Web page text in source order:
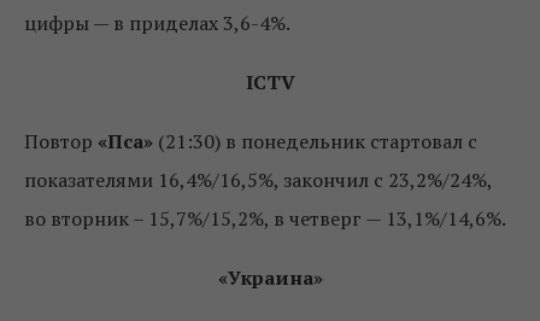
цифры — в приделах 3,6-4%.
ICTV
Повтор «Пса» (21:30) в понедельник стартовал с
показателями 16,4%/16,5%, закончил с 23,2%/24%,
во вторник – 15,7%/15,2%, в четверг — 13,1%/14,6%.
«Украина»